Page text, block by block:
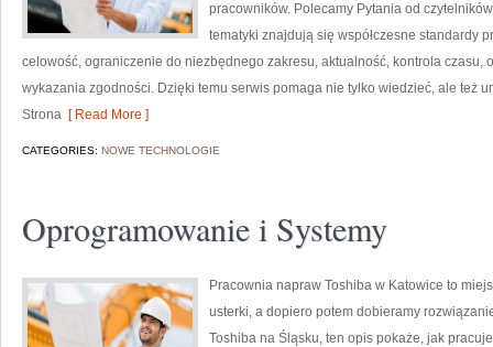
pracowników. Polecamy Pytania od
tematyki znajdują się współczesne standardy
celowość, ograniczenie do niezbędnego zakresu, aktualność, kontrola czasu,
wykazania zgodności. Dzięki temu serwis pomaga nie tylko wiedzieć, ale też
Strona [ Read More ]
CATEGORIES: NOWE TECHNOLOGIE
Oprogramowanie i Systemy
Pracownia napraw Toshiba w Katowice to
usterki, a dopiero potem dobieramy
Toshiba na Śląsku, ten opis pokaże, jak